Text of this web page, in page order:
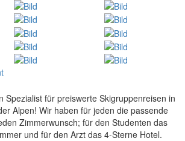
Spezialist für preiswerte Skigruppenreisen in
Alpen! Wir haben für jeden die passende
Zimmerwunsch; für den Studenten das
und für den Arzt das 4-Sterne Hotel.